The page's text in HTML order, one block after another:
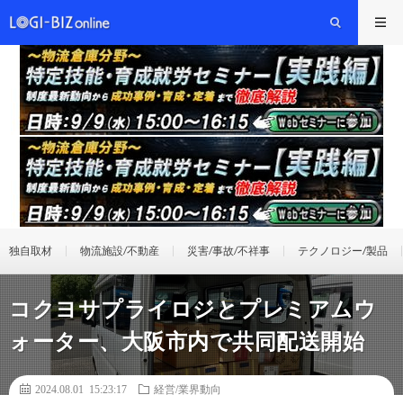
独自取材 物流施設/不動産 災害/事故/不祥事 テクノロジー/製品
コクヨサプライロジとプレミアムウ
ォーター、大阪市内で共同配送開始
2024.08.01 15:23:17
経営/業界動向